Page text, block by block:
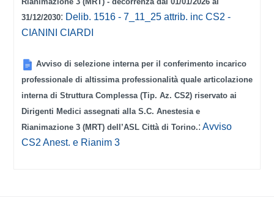
31/12/2030: Delib. 1516 - 7_11_25 attrib. inc CS2 -
CIANINI CIARDI
Avviso di selezione interna per il conferimento incarico
professionale di altissima professionalità quale articolazione
interna di Struttura Complessa (Tip. Az. CS2) riservato ai
Dirigenti Medici assegnati alla S.C. Anestesia e
Rianimazione 3 (MRT) dell’ASL Città di Torino.:Avviso
CS2 Anest. e Rianim 3